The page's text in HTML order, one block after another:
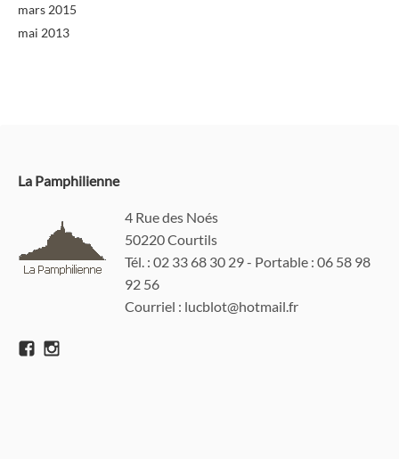
mars 2015
mai 2013
La Pamphilienne
4 Rue des Noés
50220 Courtils
Tél. : 02 33 68 30 29 - Portable : 06 58 98
92 56
Courriel : lucblot@hotmail.fr